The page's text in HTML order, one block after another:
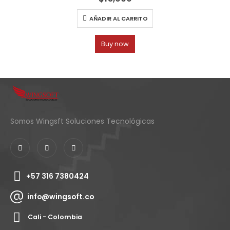
AÑADIR AL CARRITO
Buy now
Somos Wingsft Soluciones Tecnológicas
+57 316 7380424
info@wingsoft.co
Cali - Colombia